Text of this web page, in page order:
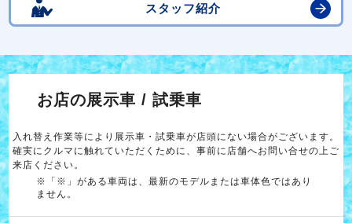
スタッフ紹介
お店の展示車 / 試乗車
入れ替え作業等により展示車・試乗車が店頭にない場合がございます。
確実にクルマに触れていただくために、事前に店舗へお問い合せの上ご
来店ください。
※「※」がある車両は、最新のモデルまたは車体色ではあり
ません。